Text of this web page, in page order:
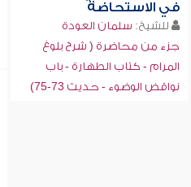
في الاستحاضة
للشيخ: سلمان العودة
جزء من محاضرة ( شرح بلوغ
المرام - كتاب الطهارة - باب
نواقض الوضوء - حديث 73-75)